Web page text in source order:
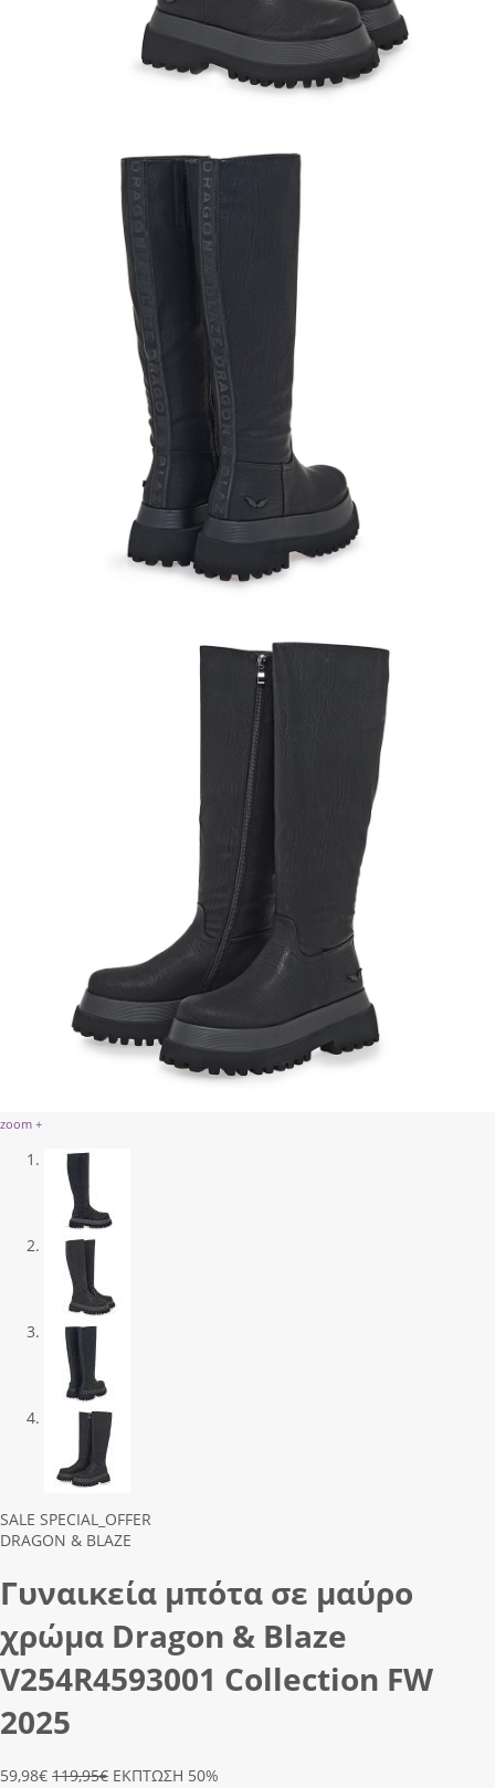
zoom +
Previous
Next
SALE SPECIAL_OFFER
DRAGON & BLAZE
Γυναικεία μπότα σε μαύρο
χρώμα Dragon & Blaze
V254R4593001 Collection FW
2025
59,98€ 119,95€ ΕΚΠΤΩΣΗ 50%